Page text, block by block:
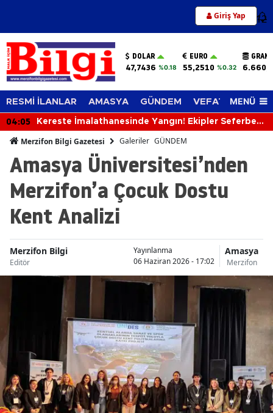
Giriş Yap 12
DOLAR
47,7436 %0.18
EURO
55,2510 %0.32
RESMİ İLANLAR AMASYA GÜNDEM VEFAT EDENLER
MENÜ
04:05
Kereste İmalathanesinde Yangın! Ekipler Seferber
Merzifon Bilgi Gazetesi Galeriler GÜNDEM
Amasya Üniversitesi’nden
Merzifon’a Çocuk Dostu
Kent Analizi
Merzifon Bilgi
Editör
Yayınlanma
06 Haziran 2026 - 17:02
Amasya
Merzifon